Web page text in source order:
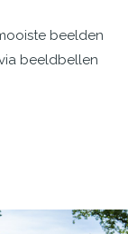
beelden
beeldbellen